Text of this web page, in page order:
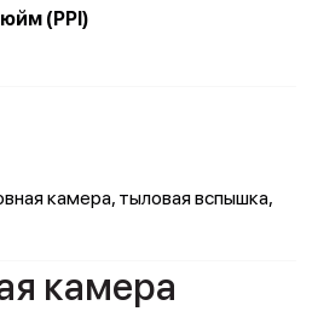
(PPI)
камера, тыловая вспышка,
камера